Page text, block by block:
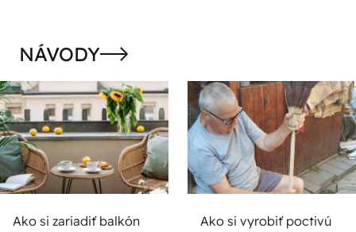
NÁVODY
Ako si zariadiť balkón
Ako si vyrobiť poctivú